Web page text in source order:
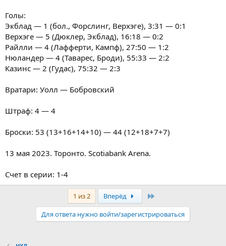
Голы:
Экблад — 1 (бол., Форслинг, Верхэге), 3:31 — 0:1
Верхэге — 5 (Дюклер, Экблад), 16:18 — 0:2
Райлли — 4 (Лафферти, Кампф), 27:50 — 1:2
Нюландер — 4 (Таварес, Броди), 55:33 — 2:2
Казинс — 2 (Гудас), 75:32 — 2:3
Вратари: Уолл — Бобровский
Штраф: 4 — 4
Броски: 53 (13+16+14+10) — 44 (12+18+7+7)
13 мая 2023. Торонто. Scotiabank Arena.
Счет в серии: 1-4
1 из 2 Вперёд
Для ответа нужно войти/зарегистрироваться